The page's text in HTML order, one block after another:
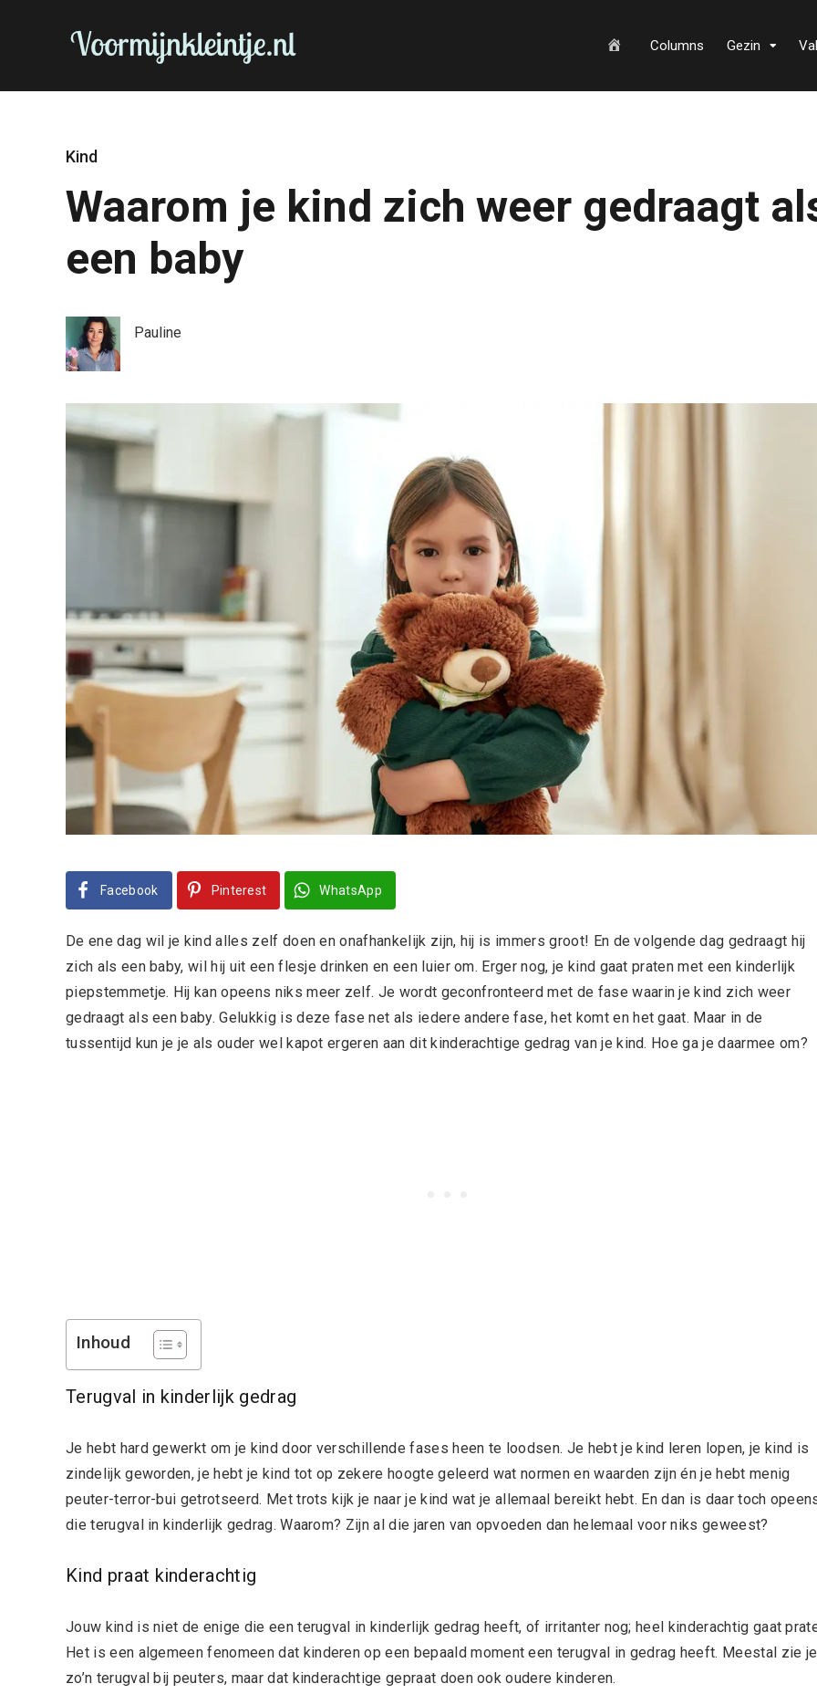
m
Columns Gezin
Kind
Waarom je kind zich weer gedraagt
een baby
Pauline
Facebook Pinterest WhatsApp
De ene dag wil je kind alles zelf doen en onafhankelijk zijn, hij is immers groot! En de volgende dag gedraagt hij
zich als een baby, wil hij uit een flesje drinken en een luier om. Erger nog, je kind gaat praten met een kinderlijk
piepstemmetje. Hij kan opeens niks meer zelf. Je wordt geconfronteerd met de fase waarin je kind zich weer
gedraagt als een baby. Gelukkig is deze fase net als iedere andere fase, het komt en het gaat. Maar in de
tussentijd kun je je als ouder wel kapot ergeren aan dit kinderachtige gedrag van je kind. Hoe ga je daarmee om?
Inhoud
Terugval in kinderlijk gedrag
Je hebt hard gewerkt om je kind door verschillende fases heen te loodsen. Je hebt je kind leren lopen, je kind is
zindelijk geworden, je hebt je kind tot op zekere hoogte geleerd wat normen en waarden zijn én je hebt menig
peuter-terror-bui getrotseerd. Met trots kijk je naar je kind wat je allemaal bereikt hebt. En dan is daar toch
die terugval in kinderlijk gedrag. Waarom? Zijn al die jaren van opvoeden dan helemaal voor niks geweest?
Kind praat kinderachtig
Jouw kind is niet de enige die een terugval in kinderlijk gedrag heeft, of irritanter nog; heel kinderachtig gaat
Het is een algemeen fenomeen dat kinderen op een bepaald moment een terugval in gedrag heeft. Meestal zie je
zo’n terugval bij peuters, maar dat kinderachtige gepraat doen ook oudere kinderen.